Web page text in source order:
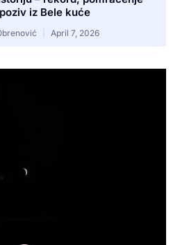
iz Bele kuće
April 7, 2026